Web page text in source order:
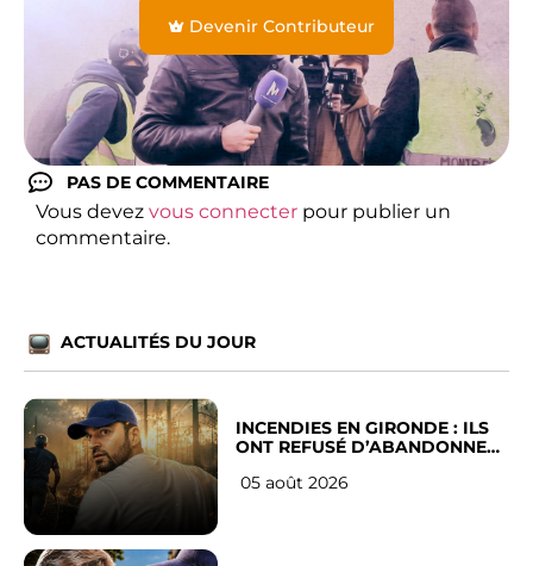
Devenir Contributeur
PAS DE COMMENTAIRE
Vous devez vous connecter pour publier un
commentaire.
ACTUALITÉS DU JOUR
INCENDIES EN GIRONDE : ILS
ONT REFUSÉ D’ABANDONNER
05 août 2026